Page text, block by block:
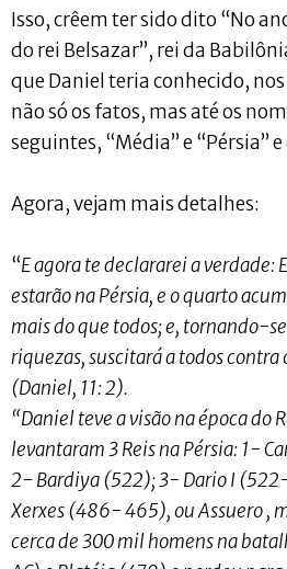
Isso, crêem ter sido dito “No
do rei Belsazar”, rei da
que Daniel teria conhecido,
não só os fatos, mas até os
seguintes, “Média” e “Pérsia”
Agora, vejam mais detalhes:
“E agora te declararei a verdade:
estarão na Pérsia, e o quarto
mais do que todos; e, tornando-
riquezas, suscitará a todos contra
(Daniel, 11: 2).
“Daniel teve a visão na época do
levantaram 3 Reis na Pérsia: 1-
2- Bardiya (522); 3- Dario I
Xerxes (486- 465), ou Assuero ,
cerca de 300 mil homens na